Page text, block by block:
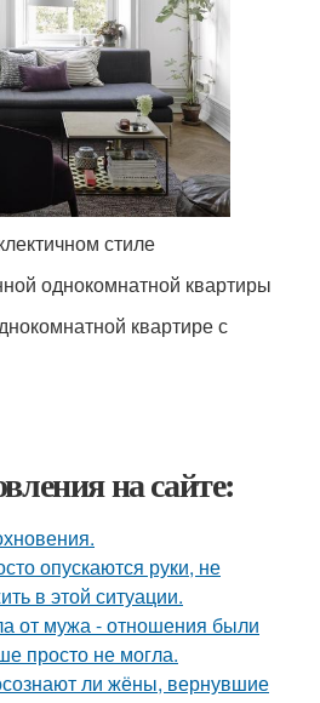
стиле
однокомнатной квартиры
квартире с
на сайте:
опускаются руки, не
в этой ситуации.
от мужа - отношения были
просто не могла.
ли жёны, вернувшие